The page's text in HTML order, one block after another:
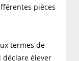
pièces
termes de
élever